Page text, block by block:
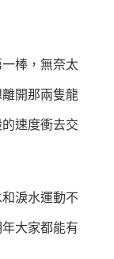
棒，無奈太
開那兩隻龍
速度衝去交
淚水運動不
大家都能有